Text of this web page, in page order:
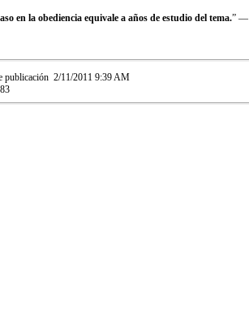
en la obediencia equivale a años de estudio del tema.” —
publicación 2/11/2011 9:39 AM